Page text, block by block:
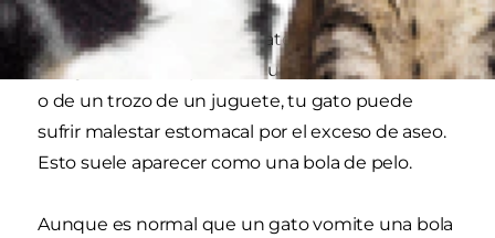
Aunque el vómito de los gatos puede deberse a
la ingesta de una parte de una planta de interior
o de un trozo de un juguete, tu gato puede
sufrir malestar estomacal por el exceso de aseo.
Esto suele aparecer como una bola de pelo.
Aunque es normal que un gato vomite una bola